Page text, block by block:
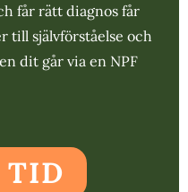
får rätt diagnos får
till självförståelse och
dit går via en NPF
TID